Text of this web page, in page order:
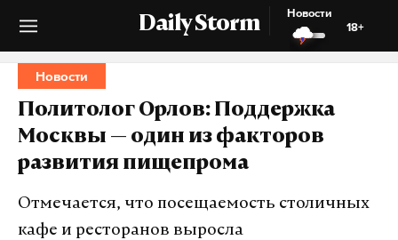
Daily Storm
Новости
18+
Новости
Политолог Орлов: Поддержка
Москвы — один из факторов
развития пищепрома
Отмечается, что посещаемость столичных
кафе и ресторанов выросла